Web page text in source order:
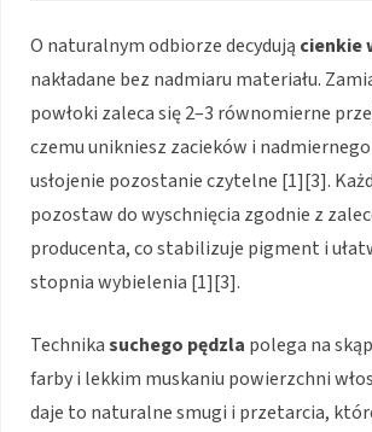
O naturalnym odbiorze decydują cienkie
nakładane bez nadmiaru materiału.
powłoki zaleca się 2–3 równomierne
czemu unikniesz zacieków i
usłojenie pozostanie czytelne [1][3].
pozostaw do wyschnięcia zgodnie z
producenta, co stabilizuje pigment i
stopnia wybielenia [1][3].
Technikasuchego pędzla polega na
farby i lekkim muskaniu powierzchni
daje to naturalne smugi i przetarcia,